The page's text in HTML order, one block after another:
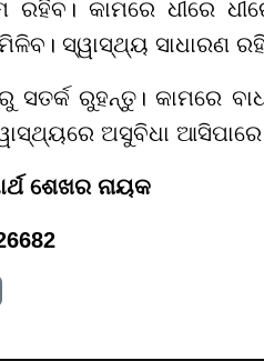
କାମରେ ଧୀରେ
ସ୍ୱାସ୍ଥ୍ୟ ସାଧାରଣ
ସତର୍କ ରୁହନ୍ତୁ। କାମରେ
ଅସୁବିଧା
ଶେଖର ନାୟକ